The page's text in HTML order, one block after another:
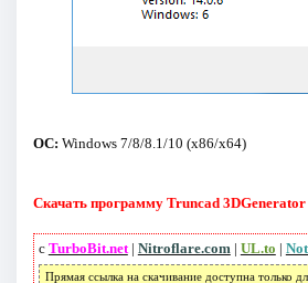
ОС: Windows 7/8/8.1/10 (x86/x64)
Скачать программу Truncad
с TurboBit.net| Nitroflare.com| UL.to |
Прямая ссылка на скачивание доступна только